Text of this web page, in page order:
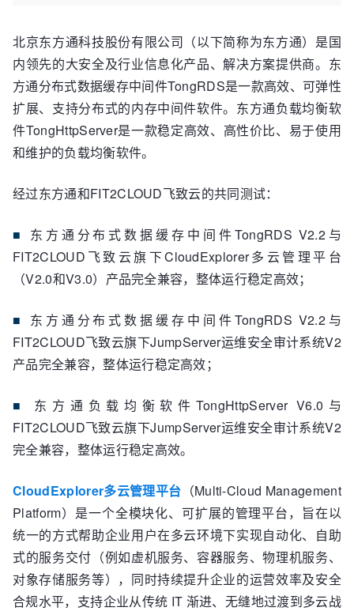
北京东方通科技股份有限公司（以下简称为东方通）是国
内领先的大安全及行业信息化产品、解决方案提供商。东
方通分布式数据缓存中间件TongRDS是一款高效、可弹性
扩展、支持分布式的内存中间件软件。东方通负载均衡软
件TongHttpServer是一款稳定高效、高性价比、易于使用
和维护的负载均衡软件。
经过东方通和FIT2CLOUD飞致云的共同测试：
■ 东方通分布式数据缓存中间件TongRDS V2.2与
FIT2CLOUD飞致云旗下CloudExplorer多云管理平台
（V2.0和V3.0）产品完全兼容，整体运行稳定高效；
■ 东方通分布式数据缓存中间件TongRDS V2.2与
FIT2CLOUD飞致云旗下JumpServer运维安全审计系统V2
产品完全兼容，整体运行稳定高效；
■ 东方通负载均衡软件TongHttpServer V6.0与
FIT2CLOUD飞致云旗下JumpServer运维安全审计系统V2
完全兼容，整体运行稳定高效。
CloudExplorer多云管理平台 （Multi-Cloud Management
Platform）是一个全模块化、可扩展的管理平台，旨在以
统一的方式帮助企业用户在多云环境下实现自动化、自助
式的服务交付（例如虚机服务、容器服务、物理机服务、
对象存储服务等），同时持续提升企业的运营效率及安全
合规水平，支持企业从传统 IT 渐进、无缝地过渡到多云战